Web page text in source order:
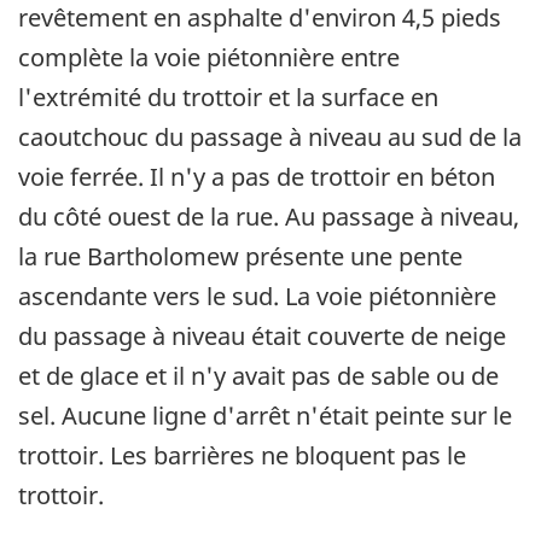
revêtement en asphalte d'environ 4,5 pieds
complète la voie piétonnière entre
l'extrémité du trottoir et la surface en
caoutchouc du passage à niveau au sud de la
voie ferrée. Il n'y a pas de trottoir en béton
du côté ouest de la rue. Au passage à niveau,
la rue Bartholomew présente une pente
ascendante vers le sud. La voie piétonnière
du passage à niveau était couverte de neige
et de glace et il n'y avait pas de sable ou de
sel. Aucune ligne d'arrêt n'était peinte sur le
trottoir. Les barrières ne bloquent pas le
trottoir.